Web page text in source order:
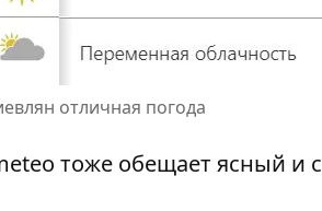
отличная погода
тоже обещает ясный